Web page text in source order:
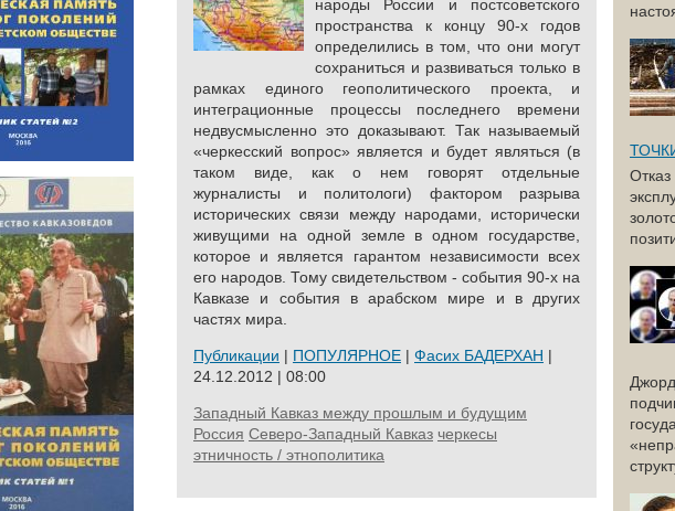
народы России и постсоветского
пространства к концу 90-х годов
определились в том, что они могут
сохраниться и развиваться только в
рамках единого геополитического проекта, и
интеграционные процессы последнего времени
недвусмысленно это доказывают. Так называемый
«черкесский вопрос» является и будет являться (в
таком виде, как о нем говорят отдельные
журналисты и политологи) фактором разрыва
исторических связи между народами, исторически
живущими на одной земле в одном государстве,
которое и является гарантом независимости всех
его народов. Тому свидетельством - события 90-х на
Кавказе и события в арабском мире и в других
частях мира.
Публикации | ПОПУЛЯРНОЕ | Фасих БАДЕРХАН |
24.12.2012 | 08:00
Западный Кавказ между прошлым и будущим
Россия Северо-Западный Кавказ черкесы
этничность / этнополитика